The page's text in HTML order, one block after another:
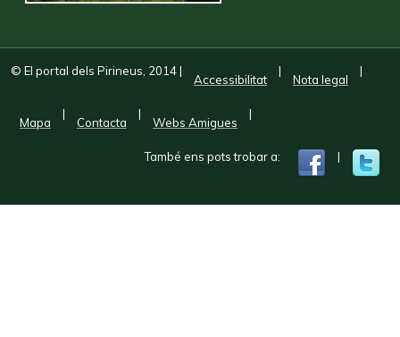
© El portal dels Pirineus, 2014|
Accessibilitat
|
Nota legal
|
Mapa
|
Contacta
|
Webs Amigues
|
També ens pots trobar a: |